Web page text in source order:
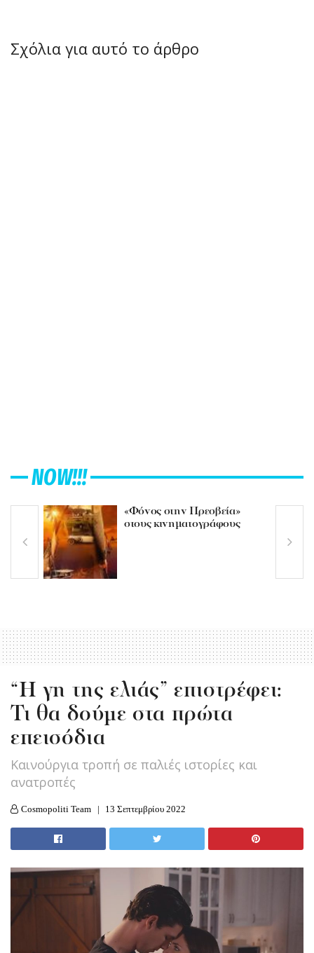
Σχόλια για αυτό το άρθρο
NOW!!!
«Φόνος στην Πρεσβεία»
στους κινηματογράφους
“Η γη της ελιάς” επιστρέφει:
Τι θα δούμε στα πρώτα
επεισόδια
Καινούργια τροπή σε παλιές ιστορίες και
ανατροπές
Cosmopoliti Team 13 Σεπτεμβρίου 2022